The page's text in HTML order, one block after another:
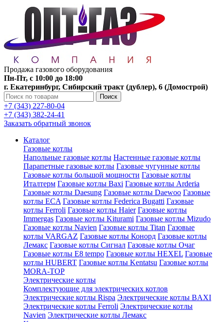
Продажа газового оборудования
Пн-Пт, с 10:00 до 18:00
г. Екатеринбург, Сибирский тракт (дублер), 6 (Домострой)
Поиск
+7 (343) 227-80-04
+7 (343) 382-24-41
Заказать обратный звонок
Каталог
Газовые котлы
Напольные газовые котлы Настенные газовые котлы
Парапетные газовые котлы Газовые чугунные котлы
Газовые котлы большой мощности Газовые котлы
Италтерм Газовые котлы Baxi Газовые котлы Arderia
Газовые котлы Daesung Газовые котлы Daewoo Газовые
котлы ECA Газовые котлы Federica Bugatti Газовые
котлы Ferroli Газовые котлы Haier Газовые котлы
Immergas Газовые котлы Kiturami Газовые котлы Mizudo
Газовые котлы Navien Газовые котлы Titan Газовые
котлы VARGAZ Газовые котлы Конорд Газовые котлы
Лемакс Газовые котлы Сигнал Газовые котлы Очаг
Газовые котлы E8 tempo Газовые котлы HEXEL Газовые
котлы HUBERT Газовые котлы Kentatsu Газовые котлы
MORA-TOP
Электрические котлы
Комплектующие для электрических котлов
Электрические котлы Rispa Электрические котлы BAXI
Электрические котлы Ferroli Электрические котлы
Navien Электрические котлы Лемакс